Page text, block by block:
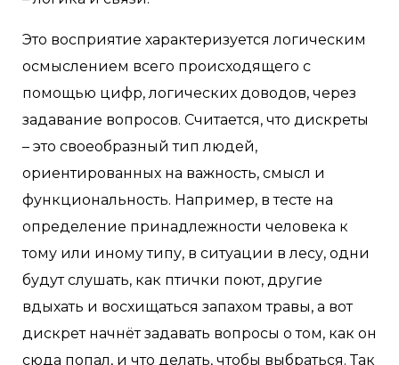
Это восприятие характеризуется логическим
осмыслением всего происходящего с
помощью цифр, логических доводов, через
задавание вопросов. Считается, что дискреты
– это своеобразный тип людей,
ориентированных на важность, смысл и
функциональность. Например, в тесте на
определение принадлежности человека к
тому или иному типу, в ситуации в лесу, одни
будут слушать, как птички поют, другие
вдыхать и восхищаться запахом травы, а вот
дискрет начнёт задавать вопросы о том, как он
сюда попал, и что делать, чтобы выбраться. Так